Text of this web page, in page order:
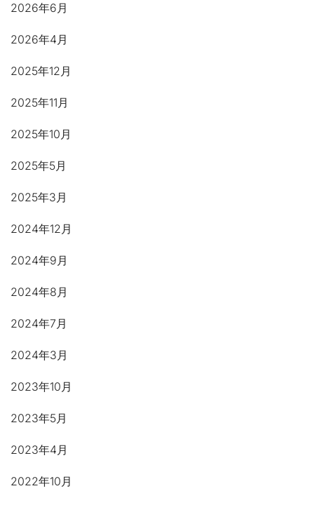
2026年6月
2026年4月
2025年12月
2025年11月
2025年10月
2025年5月
2025年3月
2024年12月
2024年9月
2024年8月
2024年7月
2024年3月
2023年10月
2023年5月
2023年4月
2022年10月